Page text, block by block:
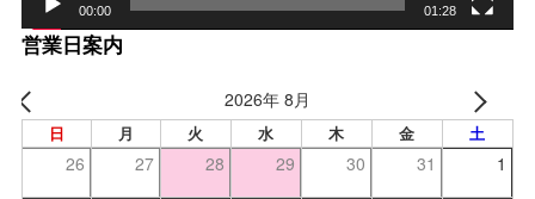
00:00 01:28
営業日案内
2026年 8月
日 月 火 水 木 金 土
26 27 28 29 30 31 1